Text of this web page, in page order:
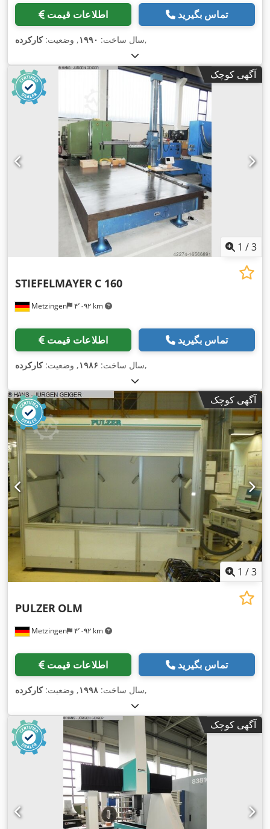
اطلاعات قیمت تماس بگیرید
سال ساخت: ۱۹۹۰, وضعیت:کارکرده ,
آگهی کوچک
1 /3
Metzingen ۴٬۰۹۲ km
STIEFELMAYER C 160
اطلاعات قیمت تماس بگیرید
سال ساخت: ۱۹۸۶, وضعیت:کارکرده ,
آگهی کوچک
1 /3
Metzingen ۴٬۰۹۲ km
PULZER OLM
اطلاعات قیمت تماس بگیرید
سال ساخت: ۱۹۹۸, وضعیت:کارکرده ,
آگهی کوچک